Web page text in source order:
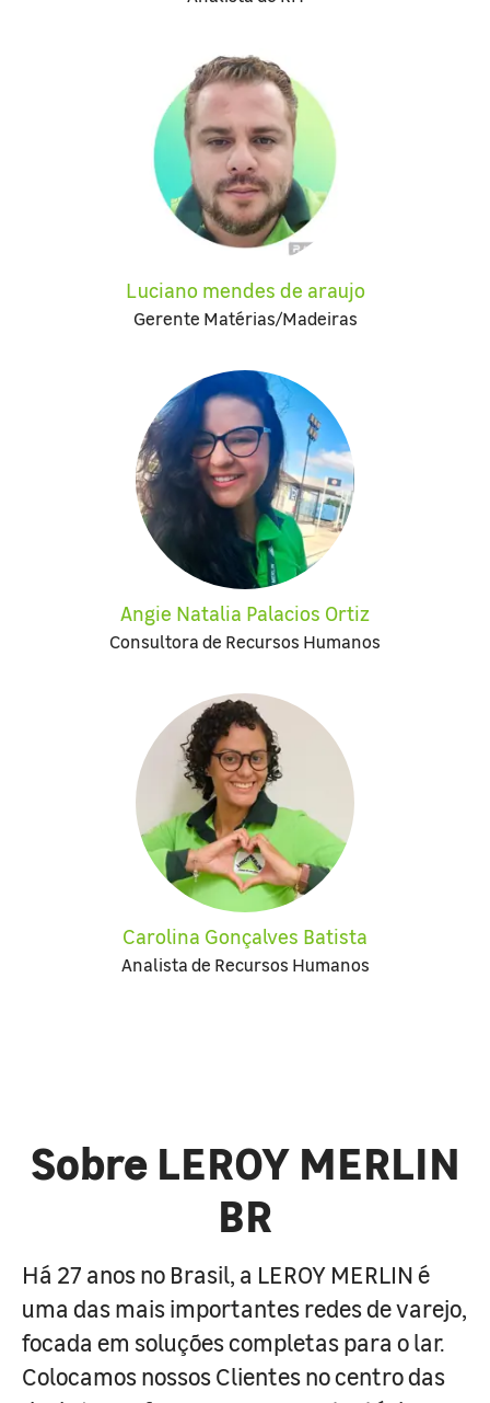
Luciano mendes de araujo
Gerente Matérias/Madeiras
Angie Natalia Palacios Ortiz
Consultora de Recursos Humanos
Carolina Gonçalves Batista
Analista de Recursos Humanos
Sobre LEROY MERLIN
BR
Há 27 anos no Brasil, a LEROY MERLIN é
uma das mais importantes redes de varejo,
focada em soluções completas para o lar.
Colocamos nossos Clientes no centro das